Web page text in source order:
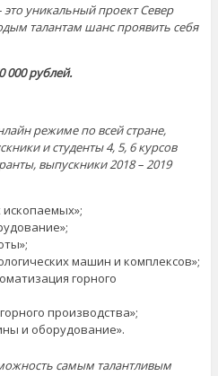
это уникальный проект Север
талантам шанс проявить себя
000 рублей.
режиме по всей стране,
и студенты4, 5, 6 курсов
выпускники 2018 – 2019
машин и комплексов»;
горного
производства»;
и оборудование».
самым талантливым